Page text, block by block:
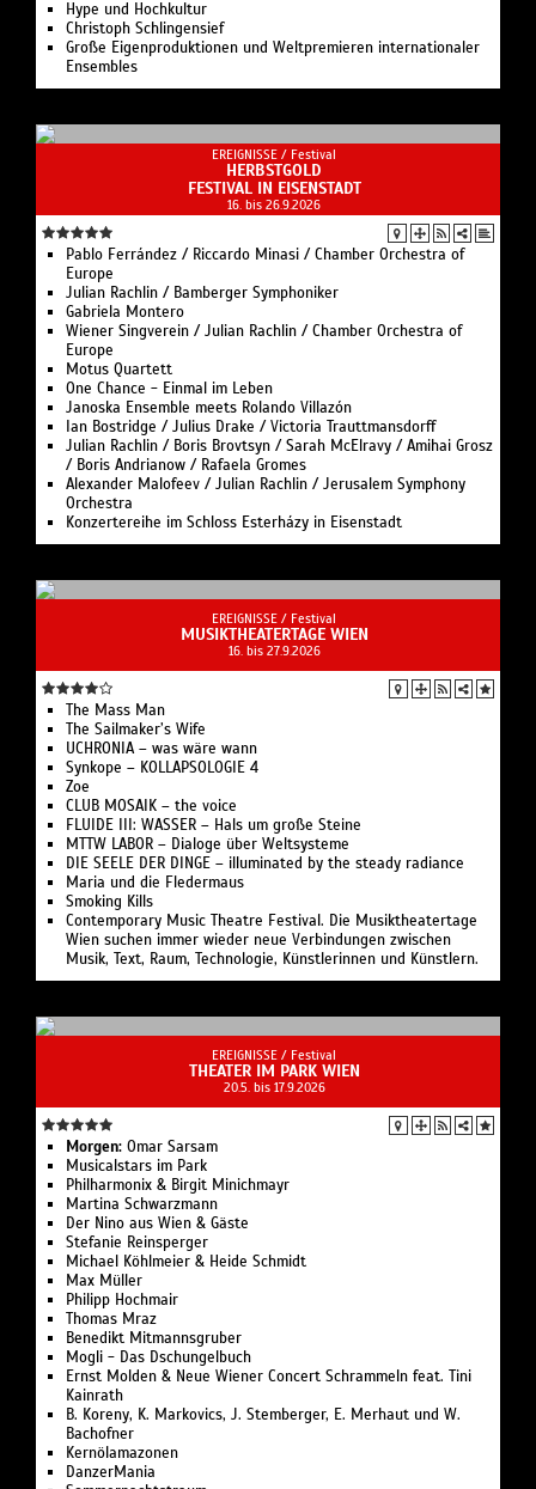
Live-Musik – Alexander Regal
Kulturvermittlung – Lukas Schiemer
Hospitanz & Aufbau, Video Support – Giuliano La
Hype und Hochkultur
Christoph Schlingensief
Große Eigenproduktionen und Weltpremieren internationaler
Ensembles
EREIGNISSE / Festival
HERBSTGOLD
FESTIVAL IN EISENSTADT
16. bis 26.9.2026
Pablo Ferrández / Riccardo Minasi / Chamber Orchestra of
Europe
Julian Rachlin / Bamberger Symphoniker
Gabriela Montero
Wiener Singverein / Julian Rachlin / Chamber Orchestra of
Europe
Motus Quartett
One Chance - Einmal im Leben
Janoska Ensemble meets Rolando Villazón
Ian Bostridge / Julius Drake / Victoria Trauttmansdorff
Julian Rachlin / Boris Brovtsyn / Sarah McElravy / Amihai Grosz
/ Boris Andrianow / Rafaela Gromes
Alexander Malofeev / Julian Rachlin / Jerusalem Symphony
Orchestra
Konzertereihe im Schloss Esterházy in Eisenstadt
EREIGNISSE / Festival
MUSIKTHEATERTAGE WIEN
16. bis 27.9.2026
The Mass Man
The Sailmaker’s Wife
UCHRONIA – was wäre wann
Synkope – KOLLAPSOLOGIE 4
Zoe
CLUB MOSAIK – the voice
FLUIDE III: WASSER – Hals um große Steine
MTTW LABOR – Dialoge über Weltsysteme
DIE SEELE DER DINGE – illuminated by the steady radiance
Maria und die Fledermaus
Smoking Kills
Contemporary Music Theatre Festival. Die Musiktheatertage
Wien suchen immer wieder neue Verbindungen zwischen
Musik, Text, Raum, Technologie, Künstlerinnen und Künstlern.
EREIGNISSE / Festival
THEATER IM PARK WIEN
20.5. bis 17.9.2026
Morgen: Omar Sarsam
Musicalstars im Park
Philharmonix & Birgit Minichmayr
Martina Schwarzmann
Der Nino aus Wien & Gäste
Stefanie Reinsperger
Michael Köhlmeier & Heide Schmidt
Max Müller
Philipp Hochmair
Thomas Mraz
Benedikt Mitmannsgruber
Mogli - Das Dschungelbuch
Ernst Molden & Neue Wiener Concert Schrammeln feat. Tini
Kainrath
B. Koreny, K. Markovics, J. Stemberger, E. Merhaut und W.
Bachofner
Kernölamazonen
DanzerMania